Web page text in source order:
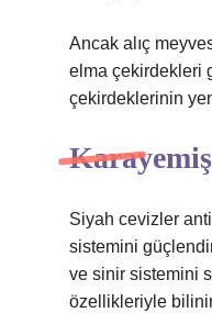
Ancak alıç
elma çekirdekleri
çekirdeklerinin
Siyah cevizler
sistemini
ve sinir sistemini
özellikleriyle